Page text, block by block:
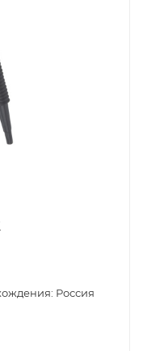
Россия